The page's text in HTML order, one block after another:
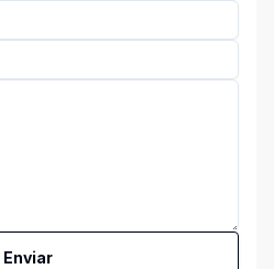
Enviar